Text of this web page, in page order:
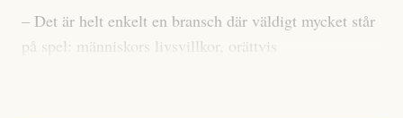
– Det är helt enkelt en bransch där väldigt mycket står
på spel: människors livsvillkor, orättvis